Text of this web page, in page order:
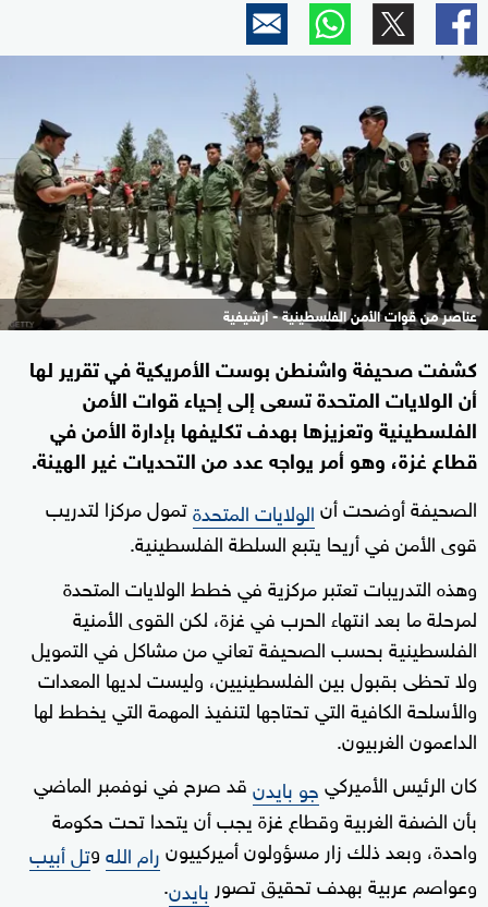
عناصر من قوات الأمن الفلسطينية - أرشيفية
كشفت صحيفة واشنطن بوست الأمريكية في تقرير لها
أن الولايات المتحدة تسعى إلى إحياء قوات الأمن
الفلسطينية وتعزيزها بهدف تكليفها بإدارة الأمن في
قطاع غزة، وهو أمر يواجه عدد من التحديات غير الهينة.
الصحيفة أوضحت أنالولايات المتحدةتمول مركزا لتدريب
قوى الأمن في أريحا يتبع السلطة الفلسطينية.
وهذه التدريبات تعتبر مركزية في خطط الولايات المتحدة
لمرحلة ما بعد انتهاء الحرب في غزة، لكن القوى الأمنية
الفلسطينية بحسب الصحيفة تعاني من مشاكل في التمويل
ولا تحظى بقبول بين الفلسطينيين، وليست لديها المعدات
والأسلحة الكافية التي تحتاجها لتنفيذ المهمة التي يخطط لها
الداعمون الغربيون.
كان الرئيس الأميركيجو بايدنقد صرح في نوفمبر الماضي
بأن الضفة الغربية وقطاع غزة يجب أن يتحدا تحت حكومة
واحدة، وبعد ذلك زار مسؤولون أميركييونرام اللهوتل أبيب
وعواصم عربية بهدف تحقيق تصور بايدن.